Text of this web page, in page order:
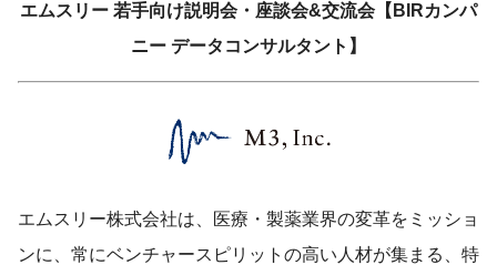
エムスリー 若手向け説明会・座談会&交流会【BIRカンパ
ニー データコンサルタント】
エムスリー株式会社は、医療・製薬業界の変革をミッショ
ンに、常にベンチャースピリットの高い人材が集まる、特